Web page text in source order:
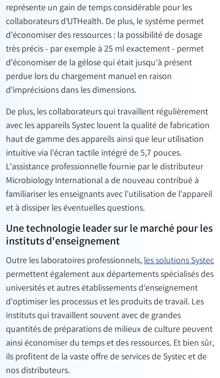
représente un gain de temps considérable pour les
collaborateurs d'UTHealth. De plus, le système permet
d'économiser des ressources : la possibilité de dosage
très précis - par exemple à 25 ml exactement - permet
d'économiser de la gélose qui était jusqu'à présent
perdue lors du chargement manuel en raison
d'imprécisions dans les dimensions.
De plus, les collaborateurs qui travaillent régulièrement
avec les appareils Systec louent la qualité de fabrication
haut de gamme des appareils ainsi que leur utilisation
intuitive via l'écran tactile intégré de 5,7 pouces.
L'assistance professionnelle fournie par le distributeur
Microbiology International a de nouveau contribué à
familiariser les enseignants avec l'utilisation de l'appareil
et à dissiper les éventuelles questions.
Une technologie leader sur le marché pour les
instituts d'enseignement
Outre les laboratoires professionnels,les solutions Systec
permettent également aux départements spécialisés des
universités et autres établissements d'enseignement
d'optimiser les processus et les produits de travail. Les
instituts qui travaillent souvent avec de grandes
quantités de préparations de milieux de culture peuvent
ainsi économiser du temps et des ressources. Et bien sûr,
ils profitent de la vaste offre de services de Systec et de
nos distributeurs.